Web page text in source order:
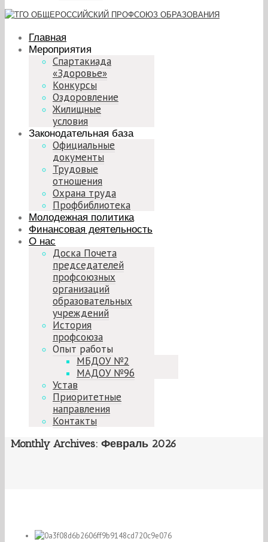
Главная
Мероприятия
Спартакиада
«Здоровье»
Конкурсы
Оздоровление
Жилищные
условия
Законодательная база
Официальные
документы
Трудовые
отношения
Охрана труда
Профбиблиотека
Молодежная политика
Финансовая деятельность
О нас
Доска Почета
председателей
профсоюзных
организаций
образовательных
учреждений
История
профсоюза
Опыт работы
МБДОУ №2
МАДОУ №96
Устав
Приоритетные
направления
Контакты
Monthly Archives: Февраль 2026